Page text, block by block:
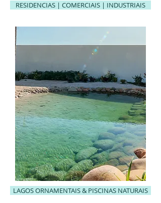
RESIDENCIAS | COMERCIAIS | INDUSTRIAIS
LAGOS ORNAMENTAIS & PISCINAS NATURAIS